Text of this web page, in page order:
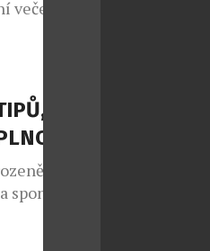
ale
na cestu
vJAK
jako
spontánní
také v